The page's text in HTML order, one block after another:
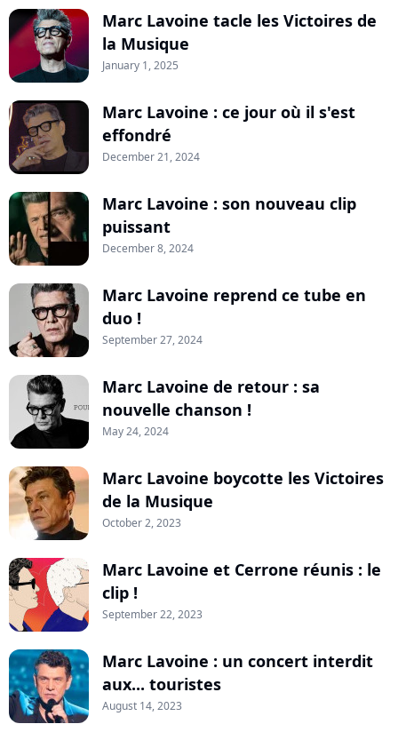
Marc Lavoine tacle les Victoires de
la Musique
January 1, 2025
Marc Lavoine : ce jour où il s'est
effondré
December 21, 2024
Marc Lavoine : son nouveau clip
puissant
December 8, 2024
Marc Lavoine reprend ce tube en
duo !
September 27, 2024
Marc Lavoine de retour : sa
nouvelle chanson !
May 24, 2024
Marc Lavoine boycotte les Victoires
de la Musique
October 2, 2023
Marc Lavoine et Cerrone réunis : le
clip !
September 22, 2023
Marc Lavoine : un concert interdit
aux... touristes
August 14, 2023